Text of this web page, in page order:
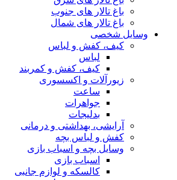
باغ تالار های جنوب
باغ تالار های شمال
وسایل شخصی
کیف، کفش و لباس
لباس
کیف، کفش و کمربند
زیورآلات و اکسسوری
ساعت
جواهرات
بدلیجات
آرایشی، بهداشتی و درمانی
کفش و لباس بچه
وسایل بچه و اسباب بازی
اسباب بازی
کالسکه و لوازم جانبی